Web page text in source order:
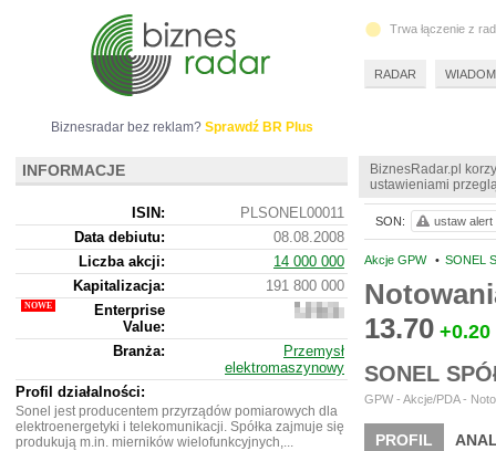
BiznesRadar.pl
ustawieniami
Akcje GPW • SONEL
13.70 +0.20
SONEL
GPW - Akcje/PDA -
PROFIL
SON: ustaw alert
Biznesradar bez reklam? Sprawdź BR Plus
INFORMACJE
ISIN:
PLSONEL00011
Data debiutu:
08.08.2008
Liczba akcji:
14 000 000
Kapitalizacja:
191 800 000
Enterprise
Value:
000
Branża:
Przemysł
elektromaszynowy
Profil działalności:
Sonel jest producentem przyrządów pomiarowych dla
elektroenergetyki i telekomunikacji. Spółka zajmuje się
produkują m.in. mierników wielofunkcyjnych,...
Trwa łączenie z
RADAR